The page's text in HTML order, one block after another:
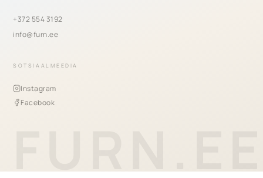
+372 554 3192
info@furn.ee
SOTSIAALMEEDIA
Instagram
Facebook